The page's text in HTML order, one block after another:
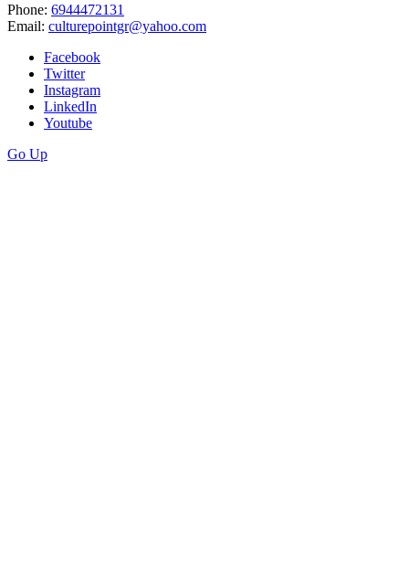
Phone: 6944472131
Email: culturepointgr@yahoo.com
Facebook
Twitter
Instagram
LinkedIn
Youtube
Go Up